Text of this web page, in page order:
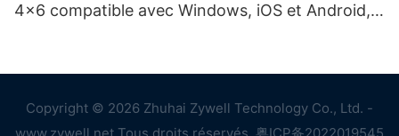
4x6 compatible avec Windows, iOS et Android,
Copyright © 2026 Zhuhai Zywell Technology Co., Ltd. -